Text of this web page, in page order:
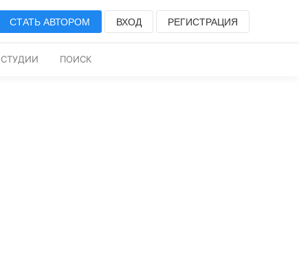
СТАТЬ АВТОРОМ ВХОД РЕГИСТРАЦИЯ
СТУДИИ ПОИСК